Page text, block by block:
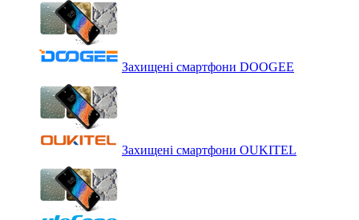
Захищені смартфони DOOGEE
Захищені смартфони OUKITEL